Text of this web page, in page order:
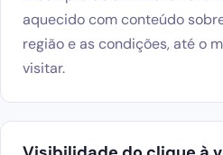
aquecido com conteúdo
região e as condições, até o
visitar.